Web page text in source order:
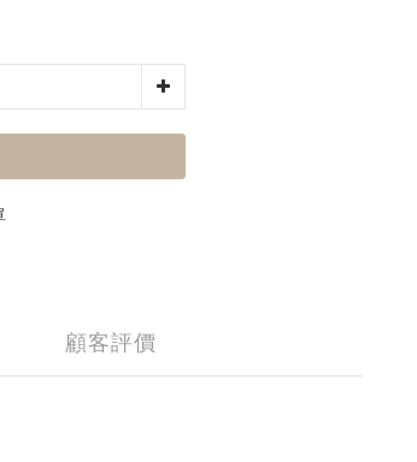
顧客評價